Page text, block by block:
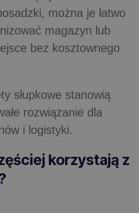
można je łatwo
magazyn lub
bez kosztownego
słupkowe stanowią
rozwiązanie dla
i logistyki.
korzystają z